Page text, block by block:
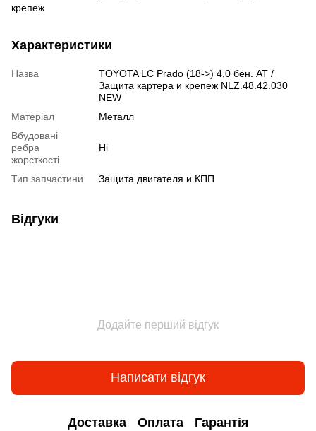
крепеж
Характеристики
Назва
TOYOTA LC Prado (18->) 4,0 бен. AT /
Защита картера и крепеж NLZ.48.42.030
NEW
Матеріал
Металл
Вбудовані
ребра
жорсткості
Ні
Тип запчастини Защита двигателя и КПП
Відгуки
Додайте перший відгук
Написати відгук
Доставка Оплата Гарантія